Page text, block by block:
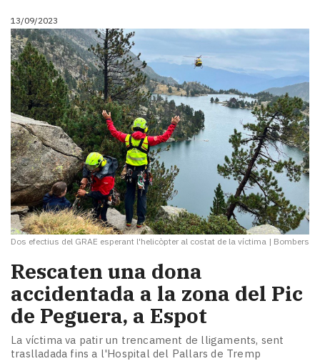
13/09/2023
Dos efectius del GRAE esperant l'helicòpter al costat de la víctima | Bombers
Rescaten una dona
accidentada a la zona del Pic
de Peguera, a Espot
La víctima va patir un trencament de lligaments, sent
traslladada fins a l'Hospital del Pallars de Tremp